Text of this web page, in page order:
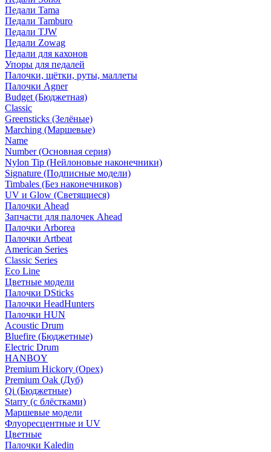
Педали Tama
Педали Tamburo
Педали TJW
Педали Zowag
Педали для кахонов
Упоры для педалей
Палочки, щётки, руты, маллеты
Палочки Agner
Budget (Бюджетная)
Classic
Greensticks (Зелёные)
Marching (Маршевые)
Name
Number (Основная серия)
Nylon Tip (Нейлоновые наконечники)
Signature (Подписные модели)
Timbales (Без наконечников)
UV и Glow (Светящиеся)
Палочки Ahead
Запчасти для палочек Ahead
Палочки Arborea
Палочки Artbeat
American Series
Classic Series
Eco Line
Цветные модели
Палочки DSticks
Палочки HeadHunters
Палочки HUN
Acoustic Drum
Bluefire (Бюджетные)
Electric Drum
HANBOY
Premium Hickory (Орех)
Premium Oak (Дуб)
Qi (Бюджетные)
Starry (с блёстками)
Маршевые модели
Флуоресцентные и UV
Цветные
Палочки Kaledin